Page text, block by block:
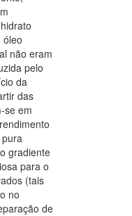
óleo
não eram
pelo
da
das
se em
gradiente
para o
(tais
no
de